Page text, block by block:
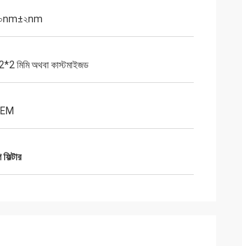
মিমি অথবা কাস্টমাইজড